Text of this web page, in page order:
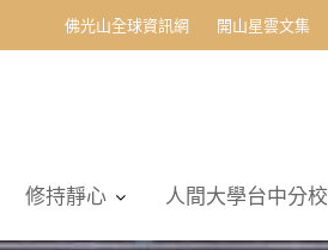
佛光山全球資訊網 開山星雲文集
修持靜心 人間大學台中分校